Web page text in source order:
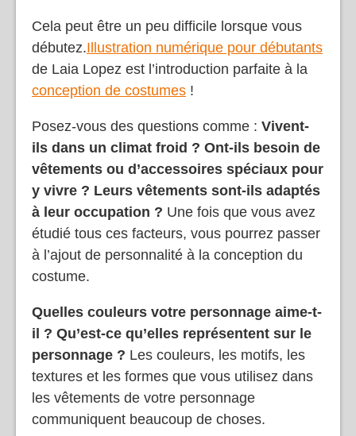
Cela peut être un peu difficile lorsque vous
débutez.Illustration numérique pour débutants
de Laia Lopez est l’introduction parfaite à la
conception de costumes !
Posez-vous des questions comme : Vivent-
ils dans un climat froid ? Ont-ils besoin de
vêtements ou d’accessoires spéciaux pour
y vivre ? Leurs vêtements sont-ils adaptés
à leur occupation ? Une fois que vous avez
étudié tous ces facteurs, vous pourrez passer
à l’ajout de personnalité à la conception du
costume.
Quelles couleurs votre personnage aime-t-
il ? Qu’est-ce qu’elles représentent sur le
personnage ? Les couleurs, les motifs, les
textures et les formes que vous utilisez dans
les vêtements de votre personnage
communiquent beaucoup de choses.